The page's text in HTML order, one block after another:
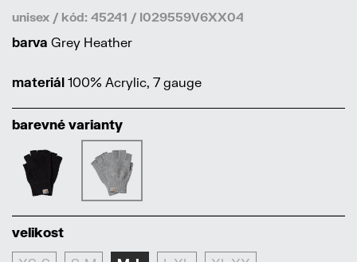
unisex / kód: 45241 / I029559V6XX04
barva Grey Heather
materiál 100% Acrylic, 7 gauge
barevné varianty
velikost